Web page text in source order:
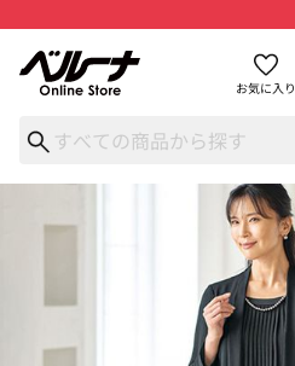
お気に入り